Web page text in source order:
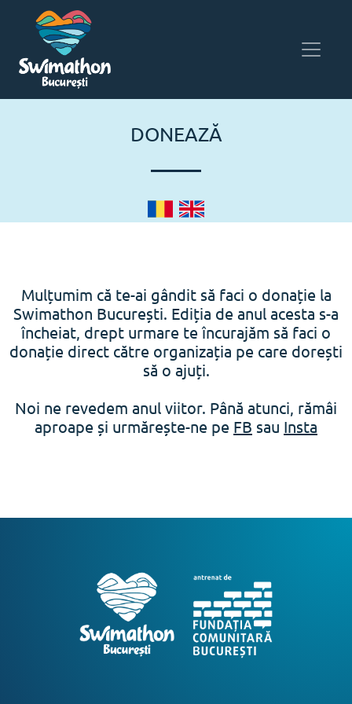
DONEAZĂ
Mulțumim că te-ai gândit să faci o donație la
Swimathon București. Ediția de anul acesta s-a
încheiat, drept urmare te încurajăm să faci o
donație direct către organizația pe care dorești
să o ajuți.
Noi ne revedem anul viitor. Până atunci, rămâi
aproape și urmărește-ne pe FB sau Insta